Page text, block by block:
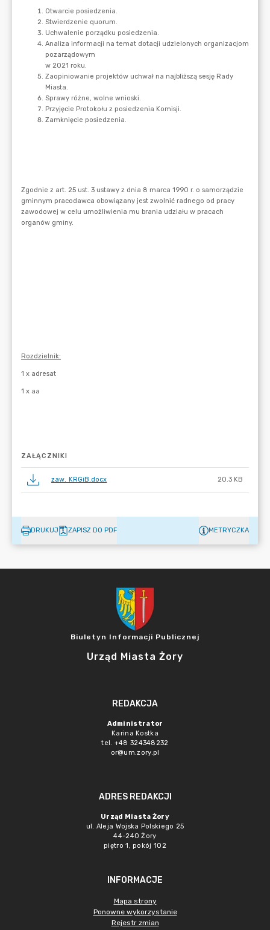
ZAŁĄCZNIKI
zaw. KRGiB.docx 20.3 KB
DRUKUJ ZAPISZ DO PDF METRYCZKA
Biuletyn Informacji Publicznej
Urząd Miasta Żory
REDAKCJA
Administrator
Karina Kostka
tel. +48 324348232
or@um.zory.pl
ADRES REDAKCJI
Urząd Miasta Żory
ul. Aleja Wojska Polskiego 25
44-240 Żory
piętro 1, pokój 102
INFORMACJE
Mapa strony
Ponowne wykorzystanie
Rejestr zmian